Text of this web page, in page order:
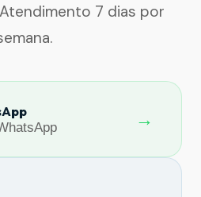
7 dias por
→